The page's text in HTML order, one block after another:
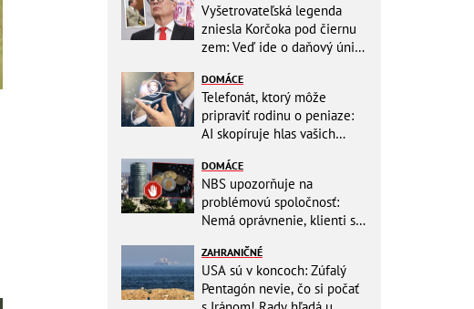
Vyšetrovateľská legenda
zniesla Korčoka pod čiernu
zem: Veď ide o daňový únik
basou!
DOMÁCE
Telefonát, ktorý môže
pripraviť rodinu o peniaze:
AI skopíruje hlas vašich
jednoduchý trik
DOMÁCE
NBS upozorňuje na
problémovú spoločnosť:
Nemá oprávnenie, klienti sa
ZAHRANIČNÉ
USA sú v koncoch: Zúfalý
Pentagón nevie, čo si počať